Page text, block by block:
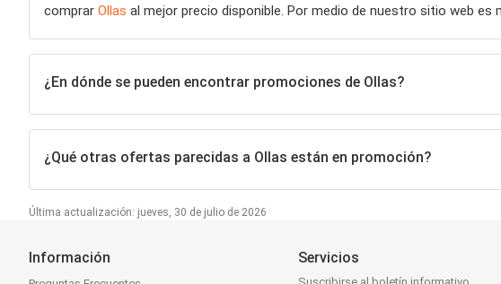
comprar Ollas al mejor precio disponible. Por medio de nuestro sitio web
¿En dónde se pueden encontrar promociones de Ollas?
¿Qué otras ofertas parecidas a Ollas están en promoción?
Última actualización: jueves, 30 de julio de 2026
Información Servicios